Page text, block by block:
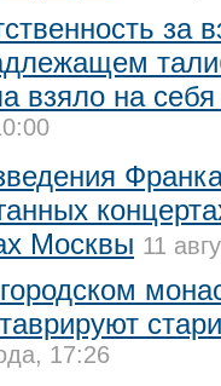
за
взяло на
Москвы 11
17:26